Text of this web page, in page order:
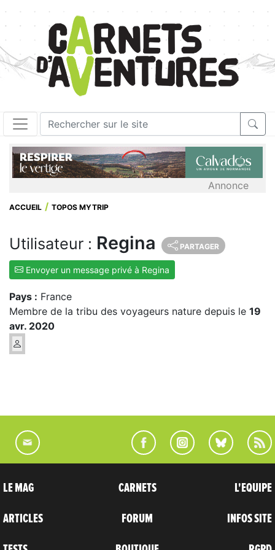
Annonce
ACCUEIL TOPOS MYTRIP
Utilisateur : Regina PARTAGER
Envoyer un message privé à Regina
Pays : France
Membre de la tribu des voyageurs nature depuis le 19
avr. 2020
LE MAG
ARTICLES
CARNETS
FORUM
L'EQUIPE
INFOS SITE